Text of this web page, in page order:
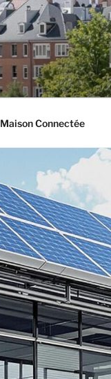
Maison Connectée